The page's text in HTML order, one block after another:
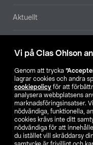
Vi på Clas Ohlson
Genom att trycka
lagrar cookies och andra
cookiepolicy för att
analysera webbplatsens
marknadsföringsinsatser.
nödvändiga, funktionella,
cookies krävs inte ditt
nödvändiga för att
du istället vill skräddarsy
Aktuellt